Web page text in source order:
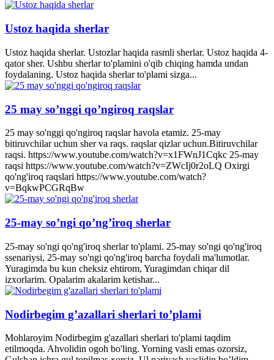
Ustoz haqida sherlar
Ustoz haqida sherlar. Ustozlar haqida rasmli sherlar. Ustoz haqida 4-
qator sher. Ushbu sherlar to'plamini o'qib chiqing hamda undan
foydalaning. Ustoz haqida sherlar to'plami sizga...
25 may so’nggi qo’ngiroq raqslar
25 may so'nggi qo'ngiroq raqslar havola etamiz. 25-may
bitiruvchilar uchun sher va raqs. raqslar qizlar uchun.Bitiruvchilar
raqsi. https://www.youtube.com/watch?v=x1FWnJ1Cqkc 25-may
raqsi https://www.youtube.com/watch?v=ZWcIj0r2oLQ Oxirgi
qo'ng'iroq raqslari https://www.youtube.com/watch?
v=BqkwPCGRqBw
25-may so’ngi qo’ng’iroq sherlar
25-may so'ngi qo'ng'iroq sherlar to'plami. 25-may so'ngi qo'ng'iroq
ssenariysi, 25-may so'ngi qo'ng'iroq barcha foydali ma'lumotlar.
Yuragimda bu kun cheksiz ehtirom, Yuragimdan chiqar dil
izxorlarim. Opalarim akalarim ketishar...
Nodirbegim g’azallari sherlari to’plami
Mohlaroyim Nodirbegim g'azallari sherlari to'plami taqdim
etilmoqda. Ahvolidin ogoh bo'ling. Yorning vasli emas ozorsiz,